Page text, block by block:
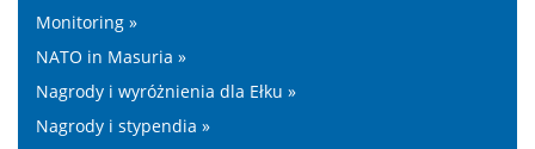
Monitoring »
NATO in Masuria »
Nagrody i wyróżnienia dla Ełku »
Nagrody i stypendia »